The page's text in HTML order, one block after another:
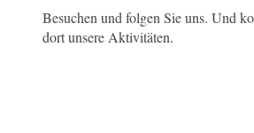
Besuchen und folgen Sie uns. Und
dort unsere Aktivitäten.